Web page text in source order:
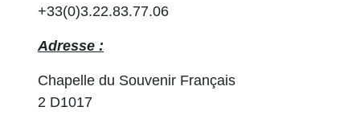
+33(0)3.22.83.77.06
Adresse :
Chapelle du Souvenir Français
2 D1017